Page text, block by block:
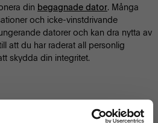
din begagnade dator. Många
och icke-vinstdrivande
datorer och kan dra nytta av
att du har raderat all personlig
skydda din integritet.
gamla dator